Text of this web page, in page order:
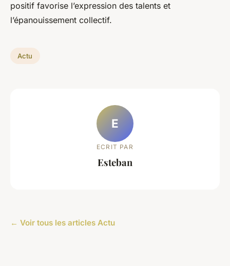
positif favorise l’expression des talents et
l’épanouissement collectif.
Actu
E
ECRIT PAR
Esteban
← Voir tous les articles Actu